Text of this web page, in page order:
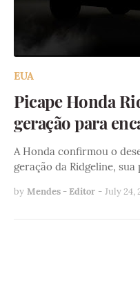
EUA
Picape Honda
geração para
A Honda confirmou o
geração da Ridgeline,
by Mendes - Editor - July 24,